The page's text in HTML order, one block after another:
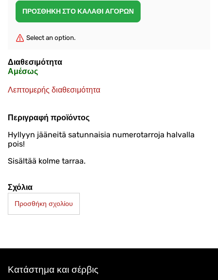
Select an option.
Διαθεσιμότητα
Αμέσως
Λεπτομερής διαθεσιμότητα
Περιγραφή προϊόντος
Hyllyyn jääneitä satunnaisia numerotarroja halvalla
pois!
Sisältää kolme tarraa.
Σχόλια
Προσθήκη σχολίου
Κατάστημα και σέρβις